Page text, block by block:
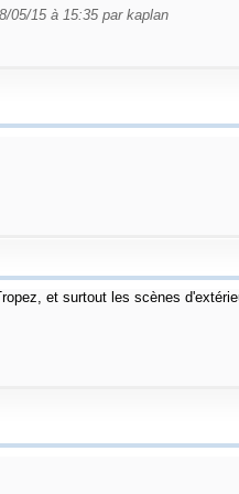
05/15 à 15:35 par kaplan
et surtout les scènes